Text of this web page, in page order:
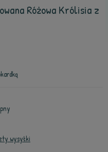
Różowa Królisia z
wysyłki